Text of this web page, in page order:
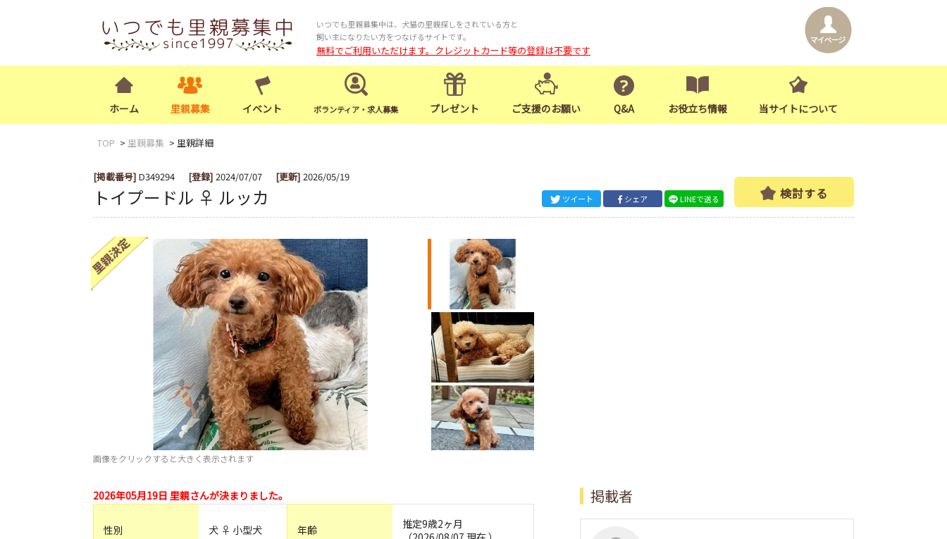
いつでも里親募集中は、犬猫の里親探しをされている方と
飼い主になりたい方をつなげるサイトです。
無料でご利用いただけます。クレジットカード等の登録は不要です
ホーム 里親募集 イベント ボランティア・求人募集 プレゼント ご支援のお願い Q&A お役立ち情報 当サイトについて
TOP 里親募集 里親詳細
[掲載番号] D349294 [登録] 2024/07/07 [更新] 2026/05/19
トイプードル ♀ ルッカ ツイート シェア LINEで送る 検討する
画像をクリックすると大きく表示されます
2026年05月19日 里親さんが決まりました。
性別 犬 ♀ 小型犬 年齢
推定9歳2ヶ月
掲載者